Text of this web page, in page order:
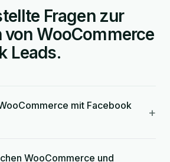
Fragen zur
WooCommerce
Leads.
mit Facebook
+
WooCommerce und